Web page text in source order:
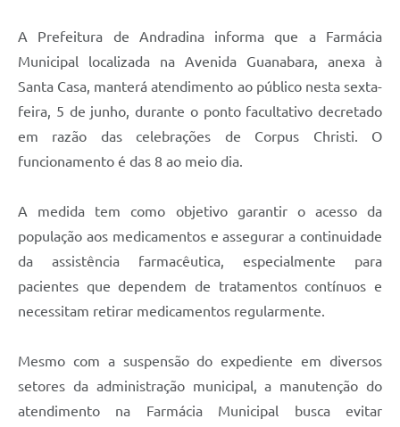
A Prefeitura de Andradina informa que a Farmácia
Municipal localizada na Avenida Guanabara, anexa à
Santa Casa, manterá atendimento ao público nesta sexta-
feira, 5 de junho, durante o ponto facultativo decretado
em razão das celebrações de Corpus Christi. O
funcionamento é das 8 ao meio dia.
A medida tem como objetivo garantir o acesso da
população aos medicamentos e assegurar a continuidade
da assistência farmacêutica, especialmente para
pacientes que dependem de tratamentos contínuos e
necessitam retirar medicamentos regularmente.
Mesmo com a suspensão do expediente em diversos
setores da administração municipal, a manutenção do
atendimento na Farmácia Municipal busca evitar